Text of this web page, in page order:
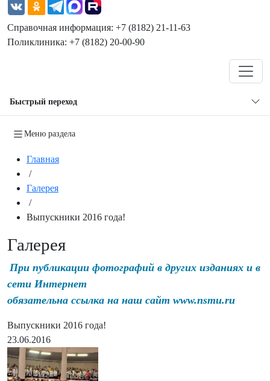
Справочная информация: +7 (8182) 21-11-63
Поликлиника: +7 (8182) 20-00-90
Быстрый переход
Меню раздела
Главная
/
Галерея
/
Выпускники 2016 года!
Галерея
При публикации фотографий в других изданиях и в
сети Интернет
обязательна ссылка на наш сайт www.nsmu.ru
Выпускники 2016 года!
23.06.2016